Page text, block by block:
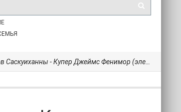
Купер Джеймс Фенимор (электронные книги без регистрации .txt) 📗